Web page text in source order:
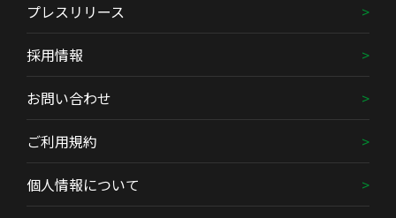
プレスリリース
採用情報
お問い合わせ
ご利用規約
個人情報について